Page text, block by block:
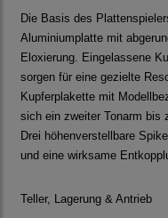
Die Basis des
Aluminiumplatte mit
Eloxierung. Eingelassene
sorgen für eine gezielte
Kupferplakette mit
sich ein zweiter Tonarm bis
Drei höhenverstellbare
und eine wirksame
Teller, Lagerung & Antrieb